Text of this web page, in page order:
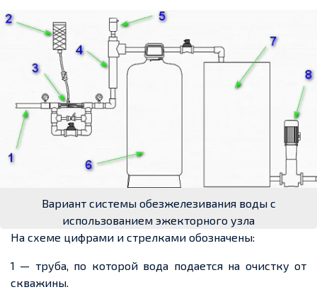
Вариант системы обезжелезивания воды с
использованием эжекторного узла
На схеме цифрами и стрелками обозначены:
1 — труба, по которой вода подается на очистку от
скважины.